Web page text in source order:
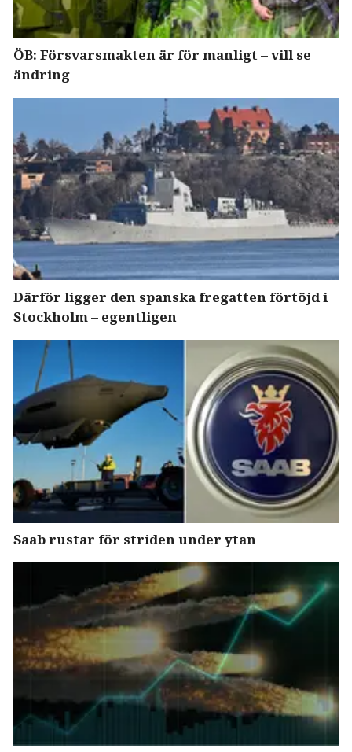
ÖB: Försvarsmakten är för manligt – vill se
ändring
Därför ligger den spanska fregatten förtöjd i
Stockholm – egentligen
Saab rustar för striden under ytan